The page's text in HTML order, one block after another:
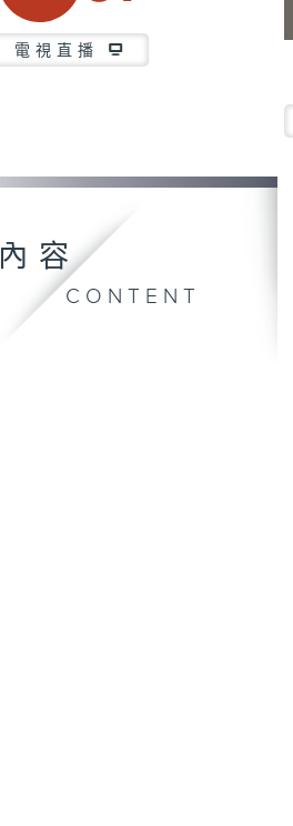
電視直播
內容
CONTENT